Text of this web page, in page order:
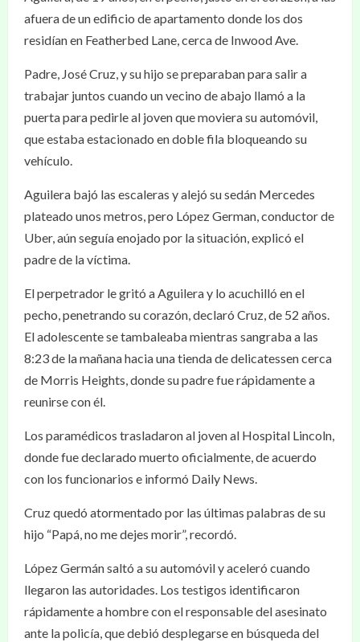
afuera de un edificio de apartamento donde los dos
residían en Featherbed Lane, cerca de Inwood Ave.
Padre, José Cruz, y su hijo se preparaban para salir a
trabajar juntos cuando un vecino de abajo llamó a la
puerta para pedirle al joven que moviera su automóvil,
que estaba estacionado en doble fila bloqueando su
vehículo.
Aguilera bajó las escaleras y alejó su sedán Mercedes
plateado unos metros, pero López German, conductor de
Uber, aún seguía enojado por la situación, explicó el
padre de la víctima.
El perpetrador le gritó a Aguilera y lo acuchilló en el
pecho, penetrando su corazón, declaró Cruz, de 52 años.
El adolescente se tambaleaba mientras sangraba a las
8:23 de la mañana hacia una tienda de delicatessen cerca
de Morris Heights, donde su padre fue rápidamente a
reunirse con él.
Los paramédicos trasladaron al joven al Hospital Lincoln,
donde fue declarado muerto oficialmente, de acuerdo
con los funcionarios e informó Daily News.
Cruz quedó atormentado por las últimas palabras de su
hijo “Papá, no me dejes morir”, recordó.
López Germán saltó a su automóvil y aceleró cuando
llegaron las autoridades. Los testigos identificaron
rápidamente a hombre con el responsable del asesinato
ante la policía, que debió desplegarse en búsqueda del